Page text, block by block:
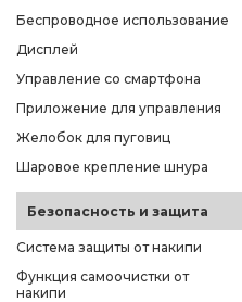
Беспроводное использование
Дисплей
Управление со смартфона
Приложение для управления
Желобок для пуговиц
Шаровое крепление шнура
Безопасность и защита
Система защиты от накипи
Функция самоочистки от
накипи